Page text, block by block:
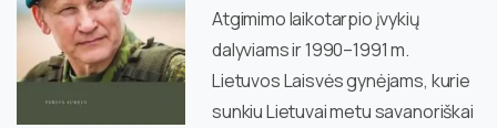
Atgimimo laikotarpio įvykių
dalyviams ir 1990–1991 m.
Lietuvos Laisvės gynėjams, kurie
sunkiu Lietuvai metu savanoriškai